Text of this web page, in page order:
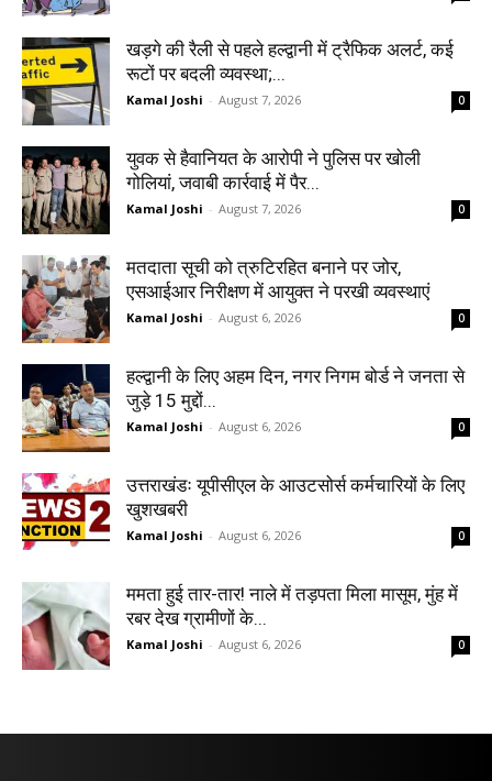
खड़गे की रैली से पहले हल्द्वानी में ट्रैफिक अलर्ट, कई
रूटों पर बदली व्यवस्था;...
Kamal Joshi - August 7, 2026 0
युवक से हैवानियत के आरोपी ने पुलिस पर खोली
गोलियां, जवाबी कार्रवाई में पैर...
Kamal Joshi - August 7, 2026 0
मतदाता सूची को त्रुटिरहित बनाने पर जोर,
एसआईआर निरीक्षण में आयुक्त ने परखी व्यवस्थाएं
Kamal Joshi - August 6, 2026 0
हल्द्वानी के लिए अहम दिन, नगर निगम बोर्ड ने जनता से
जुड़े 15 मुद्दों...
Kamal Joshi - August 6, 2026 0
उत्तराखंडः यूपीसीएल के आउटसोर्स कर्मचारियों के लिए
खुशखबरी
Kamal Joshi - August 6, 2026 0
ममता हुई तार-तार! नाले में तड़पता मिला मासूम, मुंह में
रबर देख ग्रामीणों के...
Kamal Joshi - August 6, 2026 0